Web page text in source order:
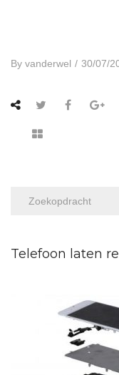
By vanderwel / 30/07/
Telefoon laten